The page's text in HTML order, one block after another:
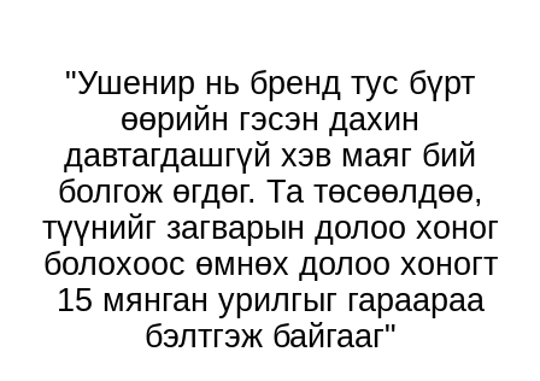
"Ушенир нь бренд тус бүрт
өөрийн гэсэн дахин
давтагдашгүй хэв маяг бий
болгож өгдөг. Та төсөөлдөө,
түүнийг загварын долоо хоног
болохоос өмнөх долоо хоногт
15 мянган урилгыг гараараа
бэлтгэж байгааг"